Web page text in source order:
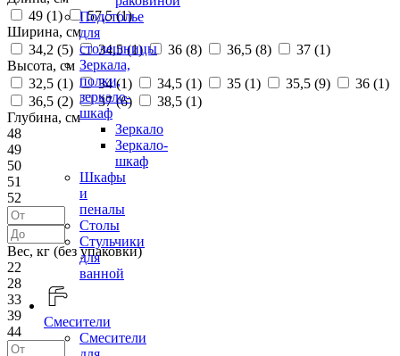
Подстолье
для
столешницы
Зеркала,
полки,
зеркало-
шкаф
Зеркало
Зеркало-
шкаф
Шкафы
и
пеналы
Столы
Стульчики
для
ванной
Смесители
Смесители
49 (1) 57,5 (1)
Ширина, см
34,2 (5) 34,5 (1) 36 (8) 36,5 (8) 37 (1)
Высота, см
32,5 (1) 34 (1) 34,5 (1) 35 (1) 35,5 (9) 36 (1)
36,5 (2) 37 (6) 38,5 (1)
Глубина, см
48
49
50
51
52
Вес, кг (без упаковки)
22
28
33
39
44